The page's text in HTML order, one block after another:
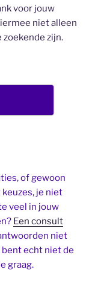
voor jouw
niet alleen
zoekende zijn.
of gewoon
je niet
veel in jouw
Een consult
niet
bent echt niet de
graag.